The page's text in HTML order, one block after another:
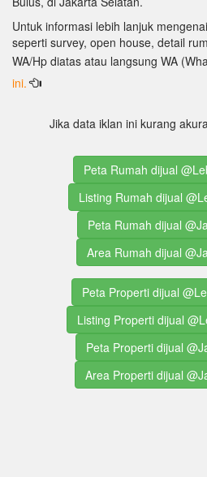
Untuk informasi lebih lanjuk
seperti survey, open house, detail
WA/Hp diatas atau langsung WA
ini.
Jika data iklan ini kurang
Peta Rumah dijual
Listing Rumah dijual
Peta Rumah dijual
Area Rumah dijual
Peta Properti dijual
Listing Properti dijual
Peta Properti dijual
Area Properti dijual